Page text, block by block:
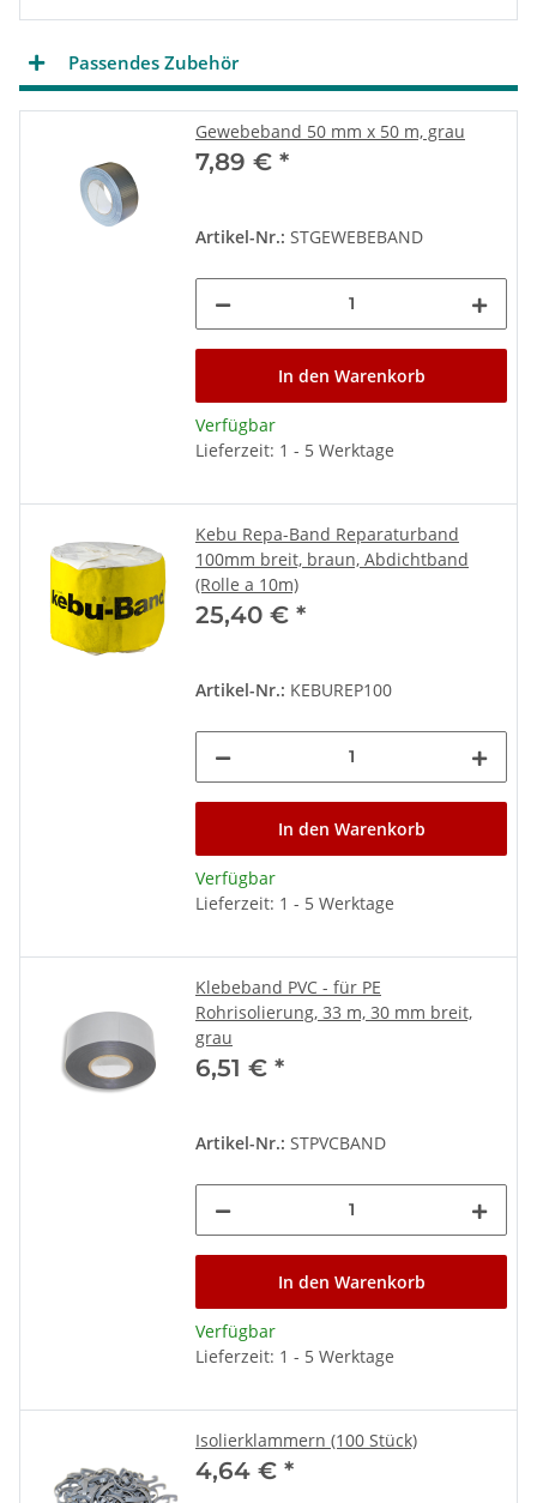
Passendes Zubehör
Gewebeband 50 mm x 50 m, grau
7,89 € *
Artikel-Nr.: STGEWEBEBAND
In den Warenkorb
Verfügbar
Lieferzeit: 1 - 5 Werktage
Kebu Repa-Band Reparaturband
100mm breit, braun, Abdichtband
(Rolle a 10m)
25,40 € *
Artikel-Nr.: KEBUREP100
In den Warenkorb
Verfügbar
Lieferzeit: 1 - 5 Werktage
Klebeband PVC - für PE
Rohrisolierung, 33 m, 30 mm breit,
grau
6,51 € *
Artikel-Nr.: STPVCBAND
In den Warenkorb
Verfügbar
Lieferzeit: 1 - 5 Werktage
Isolierklammern (100 Stück)
4,64 € *